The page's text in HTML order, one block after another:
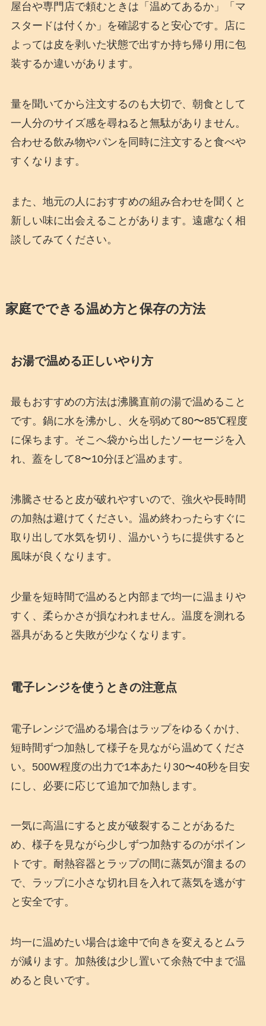
屋台や専門店で頼むときは「温めてあるか」「マ
スタードは付くか」を確認すると安心です。店に
よっては皮を剥いた状態で出すか持ち帰り用に包
装するか違いがあります。
量を聞いてから注文するのも大切で、朝食として
一人分のサイズ感を尋ねると無駄がありません。
合わせる飲み物やパンを同時に注文すると食べや
すくなります。
また、地元の人におすすめの組み合わせを聞くと
新しい味に出会えることがあります。遠慮なく相
談してみてください。
家庭でできる温め方と保存の方法
お湯で温める正しいやり方
最もおすすめの方法は沸騰直前の湯で温めること
です。鍋に水を沸かし、火を弱めて80〜85℃程度
に保ちます。そこへ袋から出したソーセージを入
れ、蓋をして8〜10分ほど温めます。
沸騰させると皮が破れやすいので、強火や長時間
の加熱は避けてください。温め終わったらすぐに
取り出して水気を切り、温かいうちに提供すると
風味が良くなります。
少量を短時間で温めると内部まで均一に温まりや
すく、柔らかさが損なわれません。温度を測れる
器具があると失敗が少なくなります。
電子レンジを使うときの注意点
電子レンジで温める場合はラップをゆるくかけ、
短時間ずつ加熱して様子を見ながら温めてくださ
い。500W程度の出力で1本あたり30〜40秒を目安
にし、必要に応じて追加で加熱します。
一気に高温にすると皮が破裂することがあるた
め、様子を見ながら少しずつ加熱するのがポイン
トです。耐熱容器とラップの間に蒸気が溜まるの
で、ラップに小さな切れ目を入れて蒸気を逃がす
と安全です。
均一に温めたい場合は途中で向きを変えるとムラ
が減ります。加熱後は少し置いて余熱で中まで温
めると良いです。